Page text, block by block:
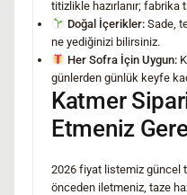
titizlikle hazırlanır; fabrika
Doğal İçerikler:Sade,
ne yediğinizi bilirsiniz.
Her Sofra İçin Uygun:
günlerden günlük keyfe
Katmer
Etmeniz
2026 fiyat listemiz güncel
önceden iletmeniz, taze